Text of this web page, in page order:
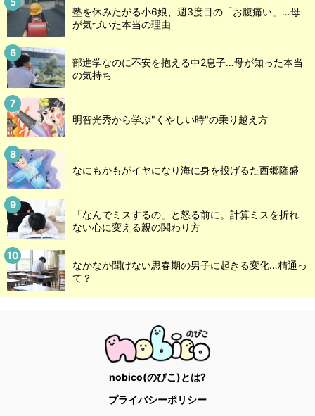
塾を休みたがる小6娘、週3度目の「お腹痛い」…母
が気づいた本当の理由
部進学なのに不安を抱える中2息子…母が知った本当
の気持ち
明智光秀から学ぶ"くやしい時"の乗り越え方
なにもかもがイヤになり海に身を投げるた西郷隆盛
「なんでミスするの」と怒る前に。計算ミスを折れ
ない心に変える親の関わり方
なかなか聞けない思春期の男子に起きる変化…精通っ
て？
nobico(のびこ)とは?
プライバシーポリシー